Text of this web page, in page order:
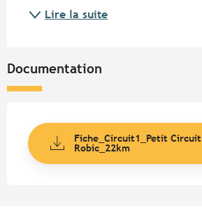
Lire la suite
Documentation
Fiche_Circuit1_Petit Circuit
Robic_22km